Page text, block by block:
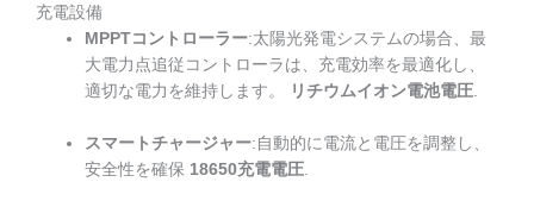
充電設備
MPPTコントローラー:太陽光発電システムの場合、最
大電力点追従コントローラは、充電効率を最適化し、
適切な電力を維持します。
リチウムイオン電池電圧.
スマートチャージャー:自動的に電流と電圧を調整し、
安全性を確保 18650充電電圧